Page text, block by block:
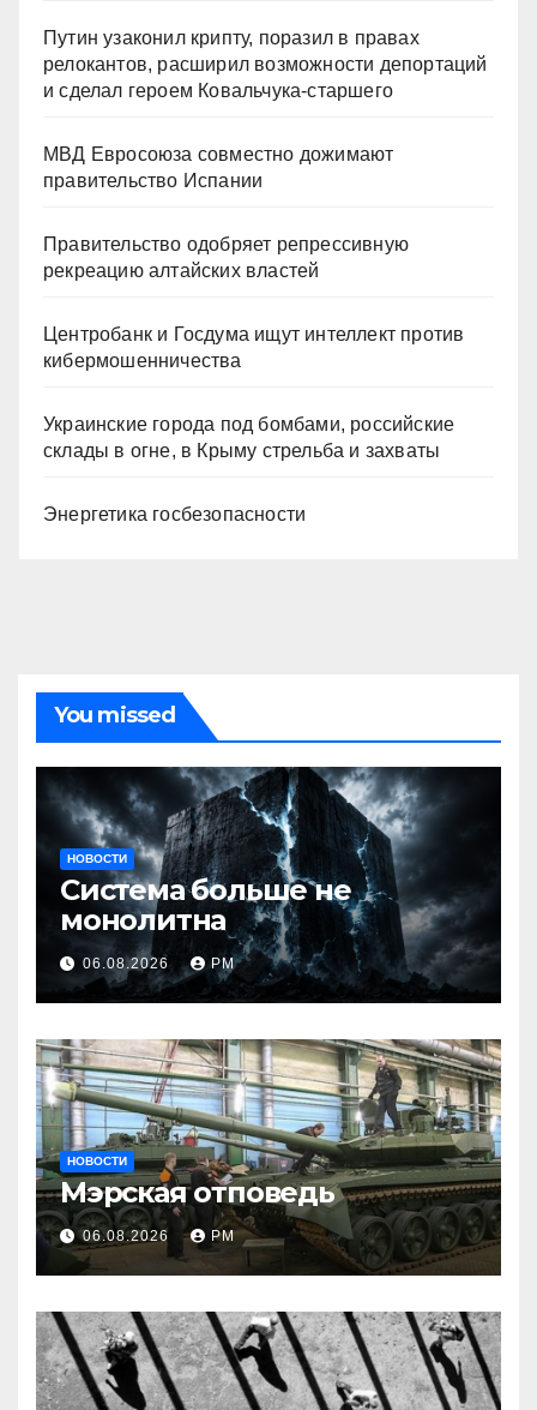
Путин узаконил крипту, поразил в правах
релокантов, расширил возможности депортаций
и сделал героем Ковальчука-старшего
МВД Евросоюза совместно дожимают
правительство Испании
Правительство одобряет репрессивную
рекреацию алтайских властей
Центробанк и Госдума ищут интеллект против
кибермошенничества
Украинские города под бомбами, российские
склады в огне, в Крыму стрельба и захваты
Энергетика госбезопасности
You missed
НОВОСТИ
Система больше не
монолитна
06.08.2026 РМ
НОВОСТИ
Мэрская отповедь
06.08.2026 РМ